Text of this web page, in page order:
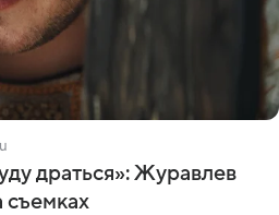
драться»: Журавлев
съемках